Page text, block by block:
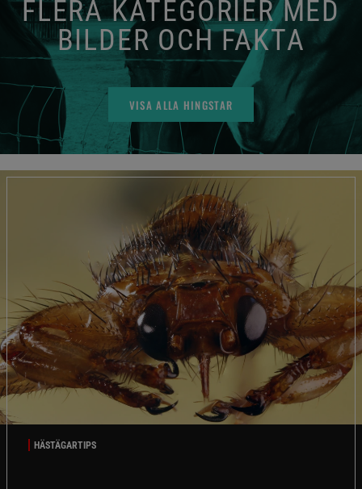
FLERA KATEGORIER MED
BILDER OCH FAKTA
VISA ALLA HINGSTAR
HÄSTÄGARTIPS